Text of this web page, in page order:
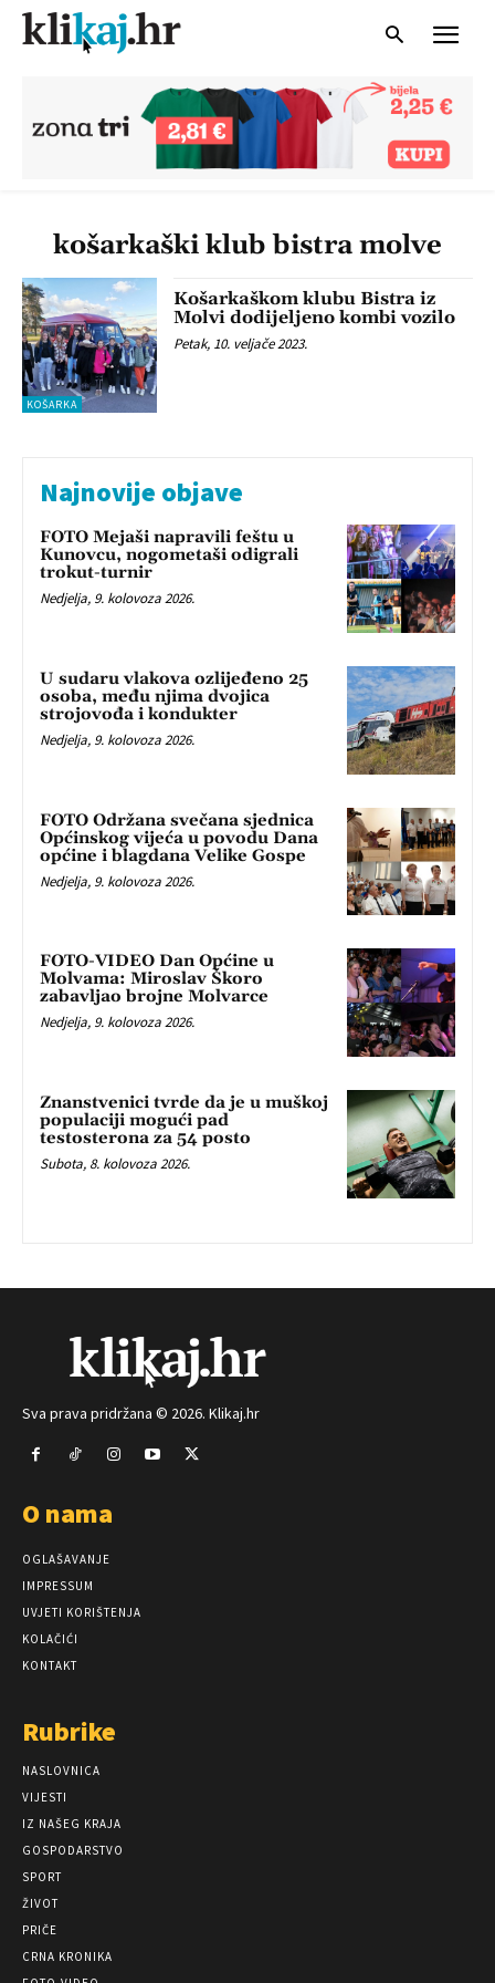
košarkaški klub bistra molve
KOŠARKA
Košarkaškom klubu Bistra iz
Molvi dodijeljeno kombi vozilo
Petak, 10. veljače 2023.
Najnovije objave
FOTO Mejaši napravili feštu u
Kunovcu, nogometaši odigrali
trokut-turnir
Nedjelja, 9. kolovoza 2026.
U sudaru vlakova ozlijeđeno 25
osoba, među njima dvojica
strojovođa i kondukter
Nedjelja, 9. kolovoza 2026.
FOTO Održana svečana sjednica
Općinskog vijeća u povodu Dana
općine i blagdana Velike Gospe
Nedjelja, 9. kolovoza 2026.
FOTO-VIDEO Dan Općine u
Molvama: Miroslav Škoro
zabavljao brojne Molvarce
Nedjelja, 9. kolovoza 2026.
Znanstvenici tvrde da je u muškoj
populaciji mogući pad
testosterona za 54 posto
Subota, 8. kolovoza 2026.
Sva prava pridržana © 2026. Klikaj.hr
O nama
OGLAŠAVANJE
IMPRESSUM
UVJETI KORIŠTENJA
KOLAČIĆI
KONTAKT
Rubrike
NASLOVNICA
VIJESTI
IZ NAŠEG KRAJA
GOSPODARSTVO
SPORT
ŽIVOT
PRIČE
CRNA KRONIKA